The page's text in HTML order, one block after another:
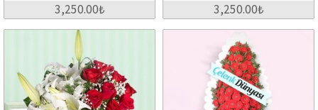
3,250.00₺ 3,250.00₺